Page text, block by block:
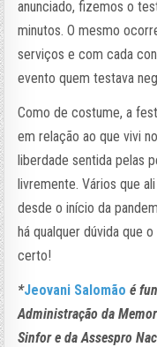
anunciado, fizemos o
minutos. O mesmo
serviços e com cada
evento quem testava
Como de costume, a
em relação ao que vivi
liberdade sentida pelas
livremente. Vários que
desde o início da
há qualquer dúvida que
certo!
*Jeovani Salomão é
Administração da
Sinfor e da Assespro